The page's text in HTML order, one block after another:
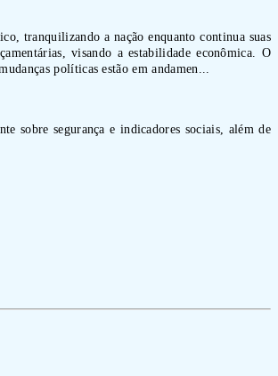
tranquilizando a nação enquanto continua suas
visando a estabilidade econômica. O
políticas estão em andamen...
sobre segurança e indicadores sociais, além de